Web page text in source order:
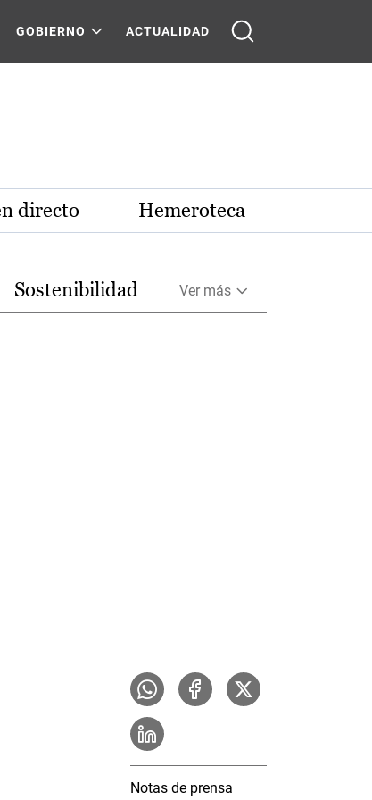
GOBIERNO ACTUALIDAD
directo Hemeroteca
Sostenibilidad Ver más
Notas de prensa